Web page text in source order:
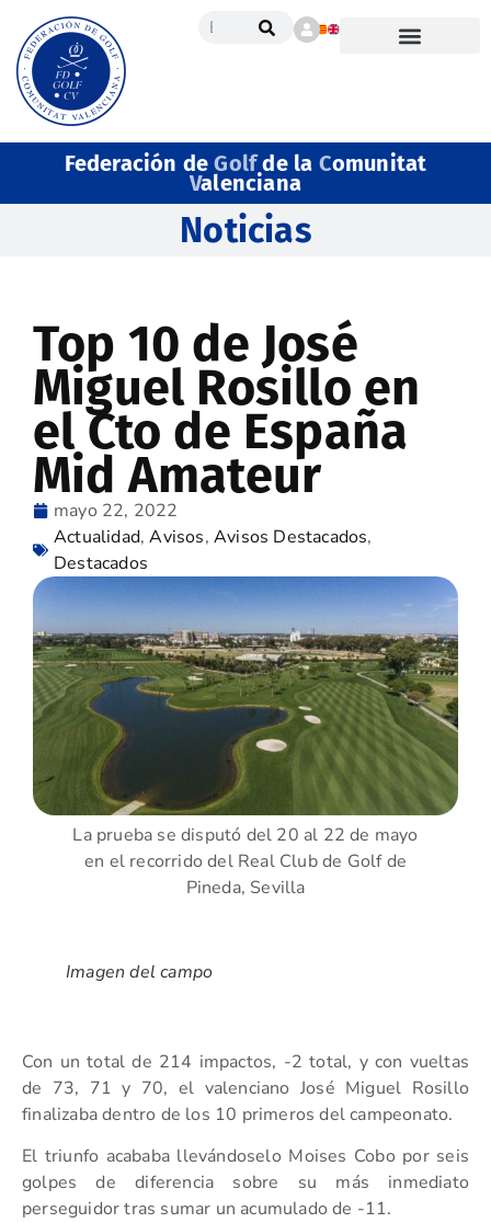
Federación deGolfde la Comunitat
Valenciana
Noticias
Top 10 de José
Miguel Rosillo en
el Cto de España
Mid Amateur
mayo 22, 2022
Actualidad,Avisos,Avisos Destacados,
Destacados
La prueba se disputó del 20 al 22 de mayo
en el recorrido del Real Club de Golf de
Pineda, Sevilla
Imagen del campo
Con un total de 214 impactos, -2 total, y con vueltas
de 73, 71 y 70, el valenciano José Miguel Rosillo
finalizaba dentro de los 10 primeros del campeonato.
El triunfo acababa llevándoselo Moises Cobo por seis
golpes de diferencia sobre su más inmediato
perseguidor tras sumar un acumulado de -11.